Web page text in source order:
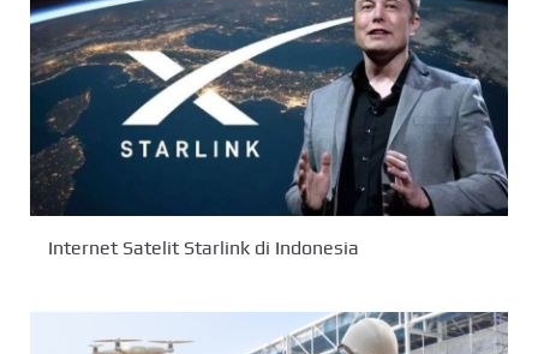
Internet Satelit Starlink di Indonesia